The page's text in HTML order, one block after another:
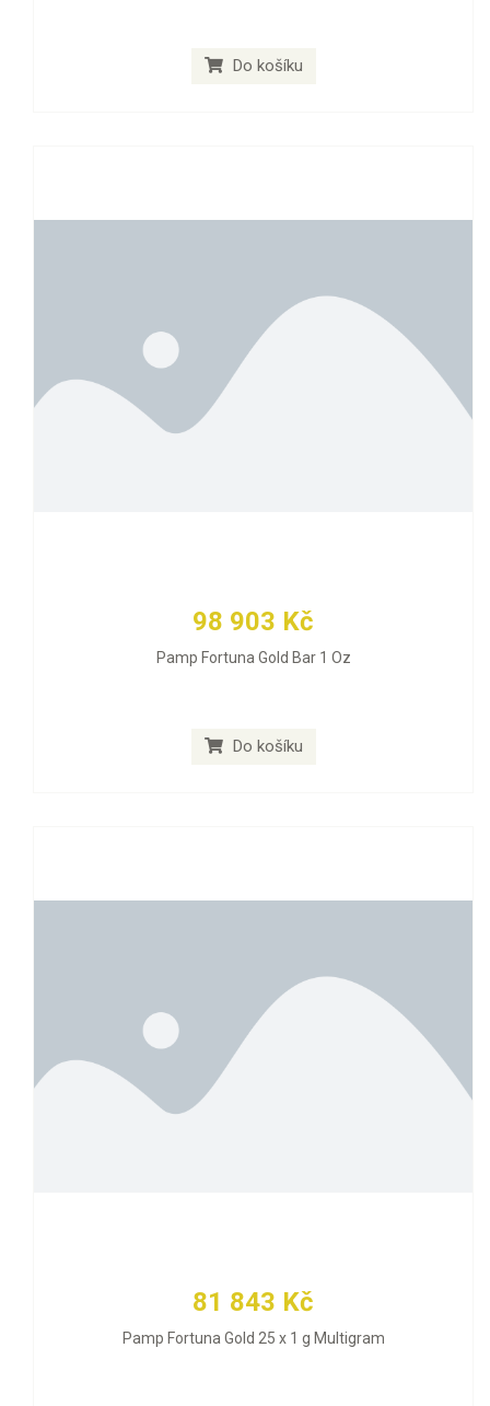
Do košíku
98 903 Kč
Pamp Fortuna Gold Bar 1 Oz
Do košíku
81 843 Kč
Pamp Fortuna Gold 25 x 1 g Multigram